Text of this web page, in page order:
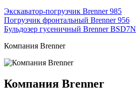
Экскаватор-погрузчик Brenner 985
Погрузчик фронтальный Brenner 956
Бульдозер гусеничный Brenner BSD7N
Компания Brenner
Компания Brenner